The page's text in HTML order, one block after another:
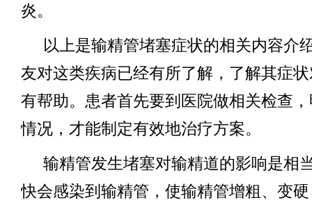
炎。
以上是输精管堵塞症状的相关内容介
友对这类疾病已经有所了解，了解其症
有帮助。患者首先要到医院做相关检查
情况，才能制定有效地治疗方案。
输精管发生堵塞对输精道的影响是相
快会感染到输精管，使输精管增粗、变